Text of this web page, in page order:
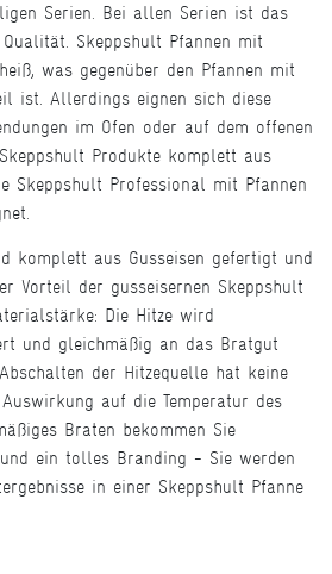
Serien. Bei allen Serien ist das
Skeppshult Pfannen mit
was gegenüber den Pfannen mit
ist. Allerdings eignen sich diese
im Ofen oder auf dem offenen
Produkte komplett aus
Skeppshult Professional mit Pfannen
komplett aus Gusseisen gefertigt und
Vorteil der gusseisernen Skeppshult
Die Hitze wird
und gleichmäßig an das Bratgut
der Hitzequelle hat keine
auf die Temperatur des
Braten bekommen Sie
ein tolles Branding - Sie werden
in einer Skeppshult Pfanne